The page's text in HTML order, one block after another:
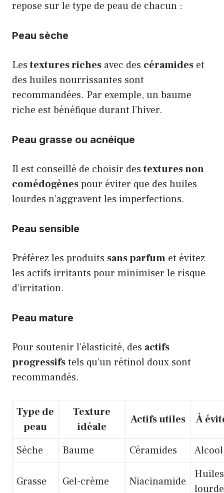
repose sur le type de peau de chacun :
Peau sèche
Lestextures riches avec des céramides et
des huiles nourrissantes sont
recommandées. Par exemple, un baume
riche est bénéfique durant l’hiver.
Peau grasse ou acnéique
Il est conseillé de choisir destextures non
comédogènespour éviter que des huiles
lourdes n’aggravent les imperfections.
Peau sensible
Préférez les produits sans parfum et évitez
les actifs irritants pour minimiser le risque
d’irritation.
Peau mature
Pour soutenir l’élasticité, des actifs
progressifstels qu’un rétinol doux sont
recommandés.
Type de
peau
Texture
idéale
Actifs utiles À
Sèche Baume Céramides Alcool
Grasse Gel-crème Niacinamide
Huiles